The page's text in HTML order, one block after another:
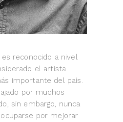
es reconocido a nivel
el artista
importante del país.
por muchos
sin embargo, nunca
por mejorar